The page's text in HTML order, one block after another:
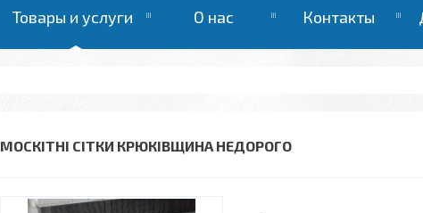
Товары и услуги О нас Контакты
МОСКІТНІ СІТКИ КРЮКІВЩИНА НЕДОРОГО